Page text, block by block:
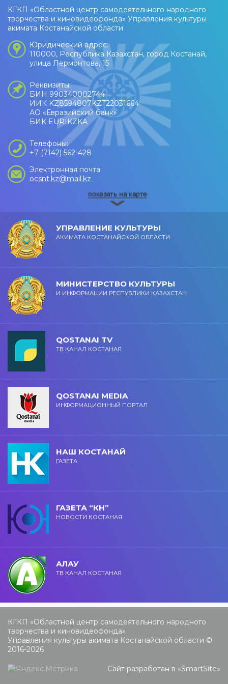
КГКП «Областной центр самодеятельного народного
творчества и киновидеофонда» Управления культуры
акимата Костанайской области
Юридический адрес:
110000, Республика Казахстан, город Костанай,
улица Лермонтова, 15
Реквизиты:
БИН 990340002744
ИИК KZ8594807KZT22031664
АО «Евразийский банк»
БИК EURIKZKA
Телефоны:
+7 (7142) 562-428
Электронная почта:
ocsnt.kz@mail.kz
УПРАВЛЕНИЕ КУЛЬТУРЫ
АКИМАТА КОСТАНАЙСКОЙ ОБЛАСТИ
МИНИСТЕРСТВО КУЛЬТУРЫ
И ИНФОРМАЦИИ РЕСПУБЛИКИ КАЗАХСТАН
QOSTANAI TV
ТВ КАНАЛ КОСТАНАЯ
QOSTANAI MEDIA
ИНФОРМАЦИОННЫЙ ПОРТАЛ
НАШ КОСТАНАЙ
ГАЗЕТА
ГАЗЕТА “КН”
НОВОСТИ КОСТАНАЯ
АЛАУ
ТВ КАНАЛ КОСТАНАЯ
КГКП «Областной центр самодеятельного народного
творчества и киновидеофонда»
Управления культуры акимата Костанайской области ©
2016-2026
Сайт разработан в «SmartSite»